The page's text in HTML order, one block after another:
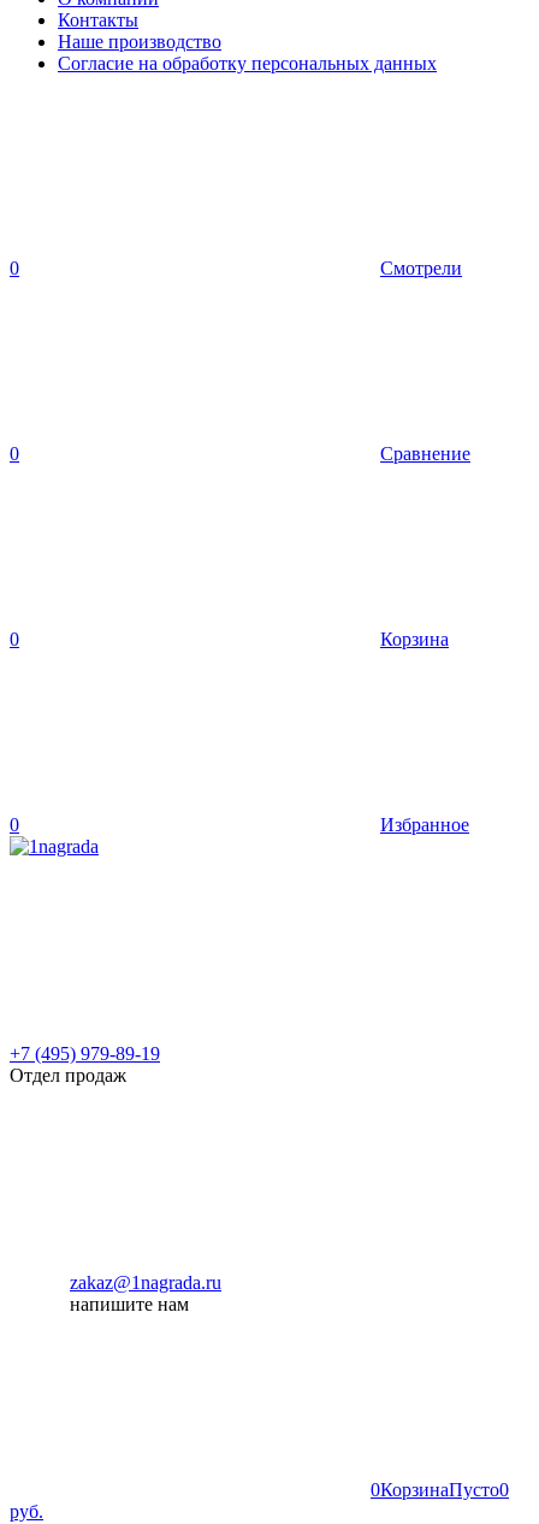
Контакты
Наше производство
Согласие на обработку персональных данных
0 Смотрели
0 Сравнение
0 Корзина
0 Избранное
+7 (495) 979-89-19
Отдел продаж
zakaz@1nagrada.ru
напишите нам
0КорзинаПусто0
руб.